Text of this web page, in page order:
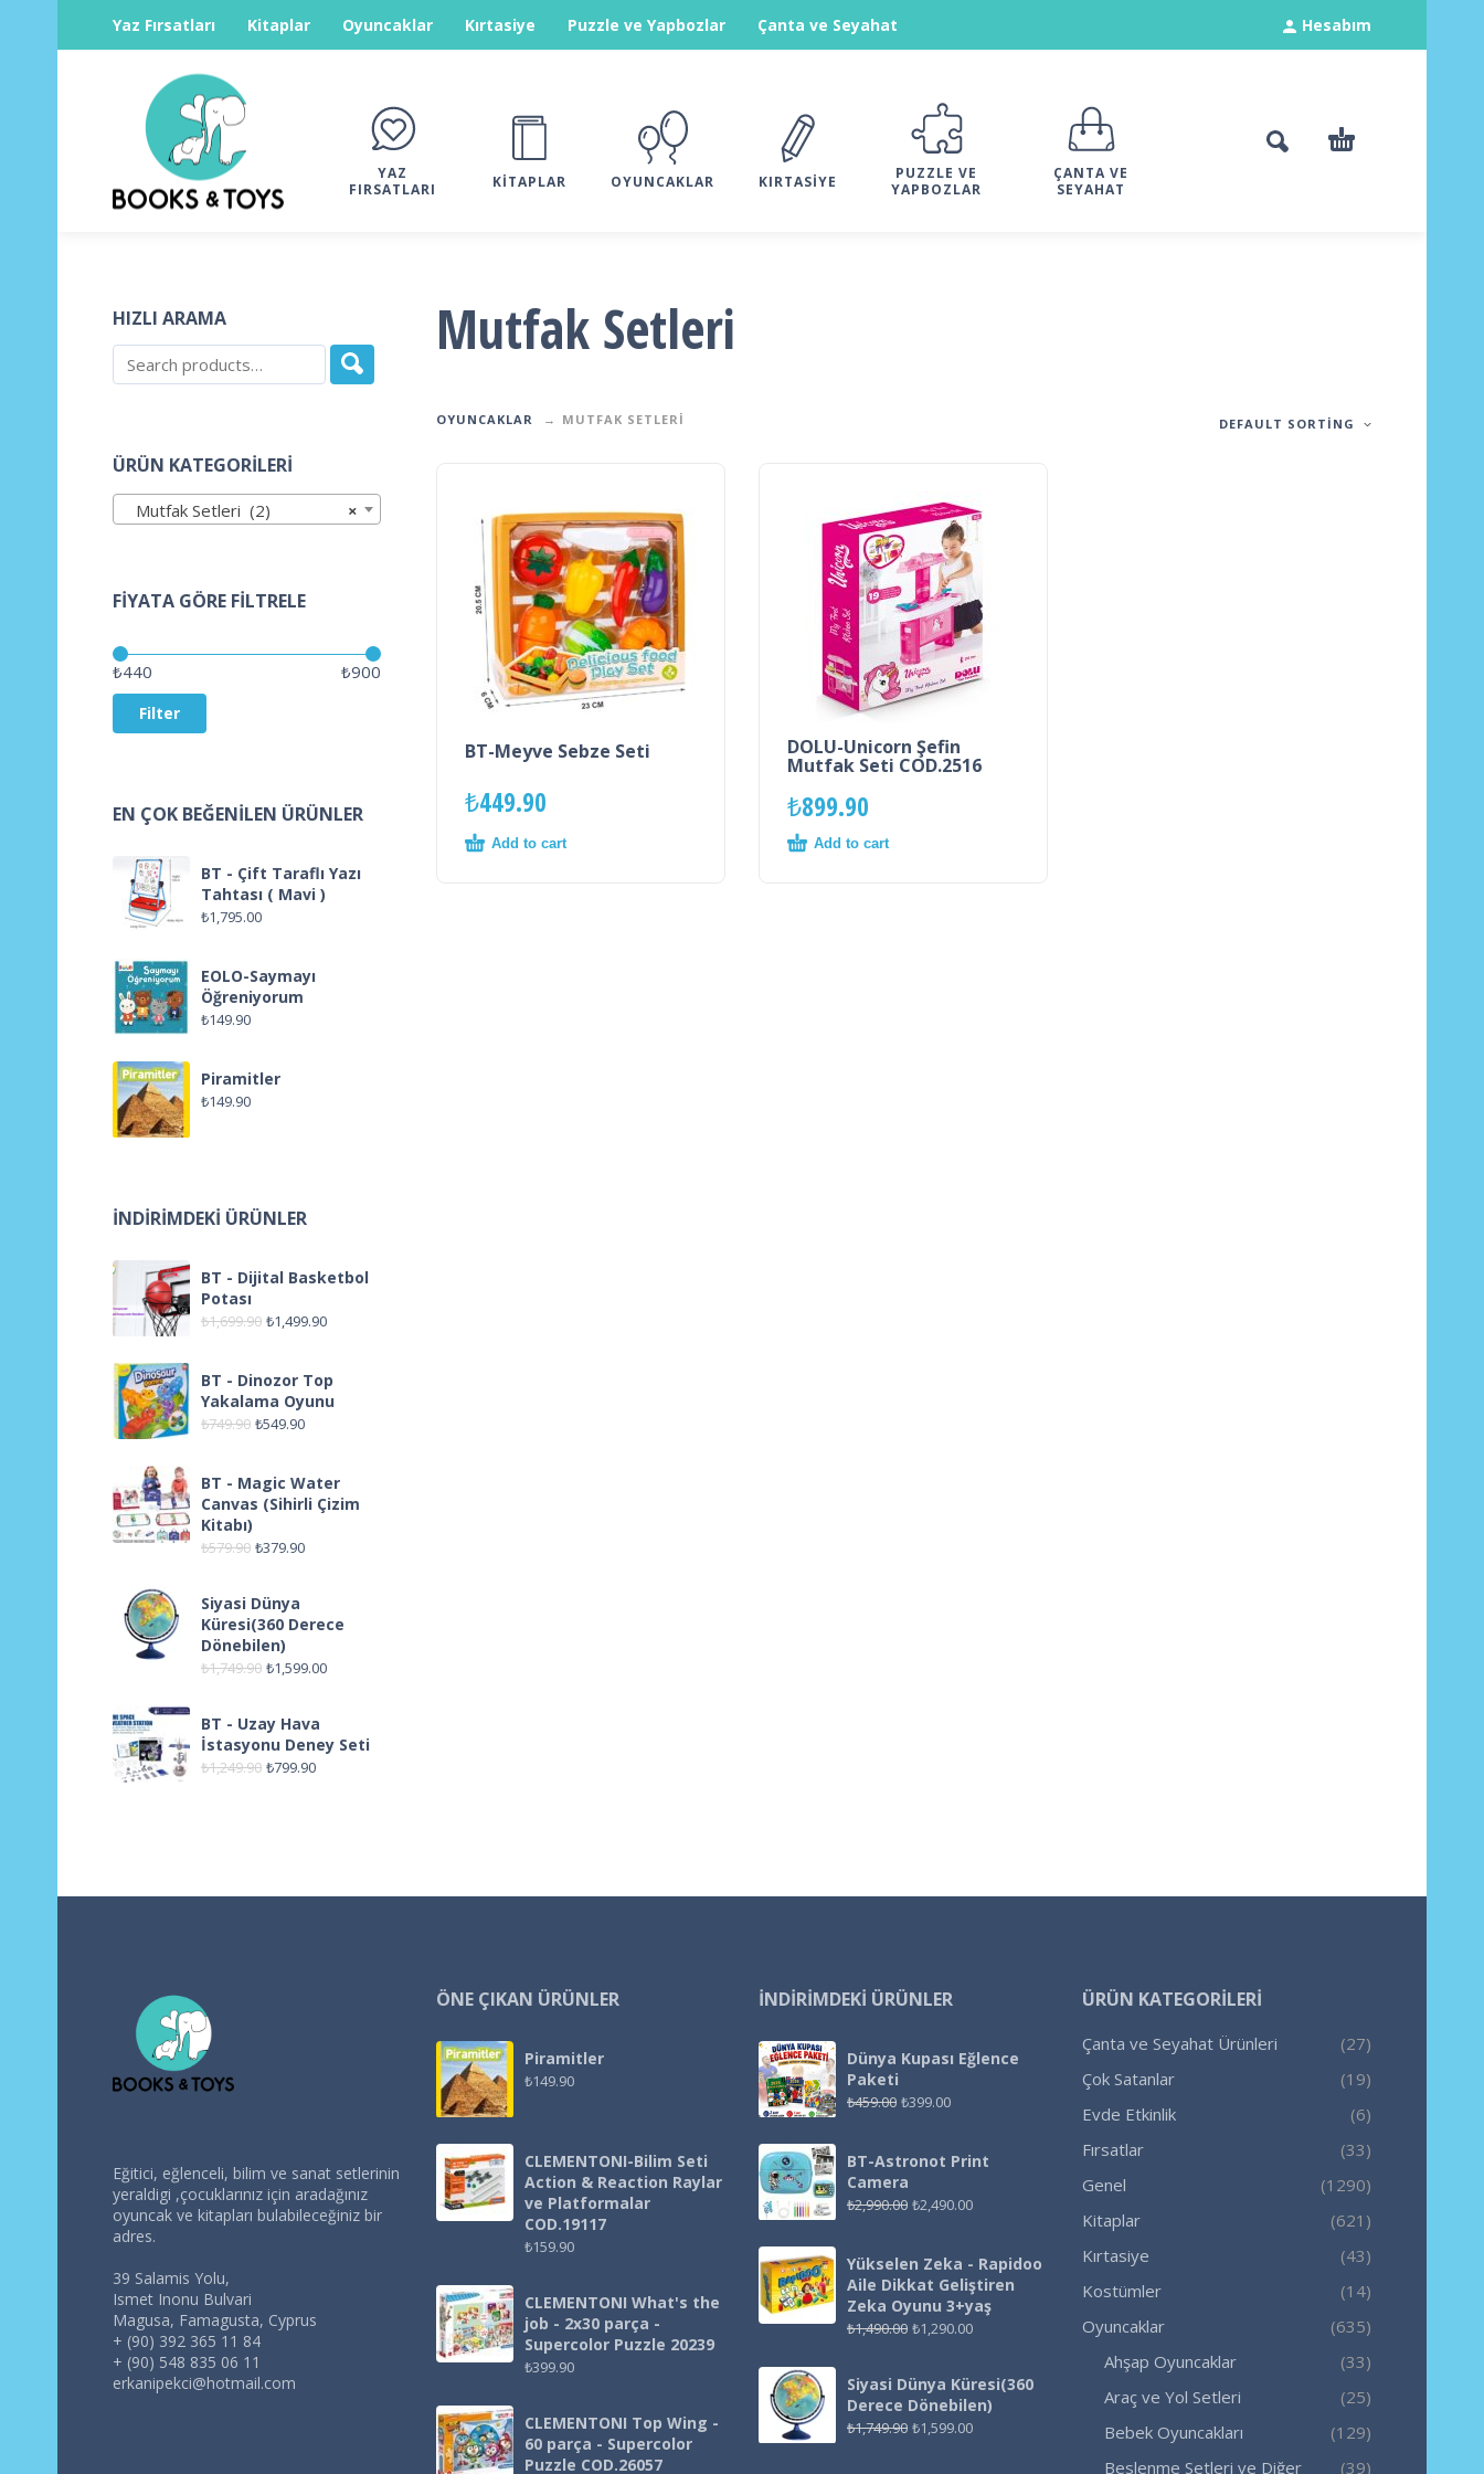
Hesabım
Yaz Fırsatları Kitaplar Oyuncaklar Kırtasiye Puzzle ve Yapbozlar Çanta ve Seyahat
YAZ
FIRSATLARI
KITAPLAR OYUNCAKLAR KIRTASIYE
PUZZLE VE
YAPBOZLAR
ÇANTA VE
SEYAHAT
HIZLI ARAMA
ÜRÜN KATEGORILERI
×
Mutfak Setleri (2)
FIYATA GÖRE FILTRELE
Filter
₺440 ₺900
EN ÇOK BEĞENILEN ÜRÜNLER
BT - Çift Taraflı Yazı
Tahtası ( Mavi )
₺1,795.00
EOLO-Saymayı
Öğreniyorum
₺149.90
Piramitler
₺149.90
İNDIRIMDEKI ÜRÜNLER
BT - Dijital Basketbol
Potası
₺1,699.90 ₺1,499.90
BT - Dinozor Top
Yakalama Oyunu
₺749.90 ₺549.90
BT - Magic Water
Canvas (Sihirli Çizim
Kitabı)
₺579.90 ₺379.90
Siyasi Dünya
Küresi(360 Derece
Dönebilen)
₺1,749.90 ₺1,599.00
BT - Uzay Hava
İstasyonu Deney Seti
₺1,249.90 ₺799.90
Mutfak Setleri
OYUNCAKLAR MUTFAK SETLERI DEFAULT SORTING
BT-Meyve Sebze Seti
₺449.90
Add to cart
DOLU-Unicorn Şefin
Mutfak Seti COD.2516
₺899.90
Add to cart
Eğitici, eğlenceli, bilim ve sanat setlerinin
yeraldigi ,çocuklarınız için aradağınız
oyuncak ve kitapları bulabileceğiniz bir
adres.
39 Salamis Yolu,
Ismet Inonu Bulvari
Magusa, Famagusta, Cyprus
+ (90) 392 365 11 84
+ (90) 548 835 06 11
erkanipekci@hotmail.com
ÖNE ÇIKAN ÜRÜNLER
Piramitler
₺149.90
CLEMENTONI-Bilim Seti
Action & Reaction Raylar
ve Platformalar
COD.19117
₺159.90
CLEMENTONI What's the
job - 2x30 parça -
Supercolor Puzzle 20239
₺399.90
CLEMENTONI Top Wing -
60 parça - Supercolor
Puzzle COD.26057
İNDIRIMDEKI ÜRÜNLER
Dünya Kupası Eğlence
Paketi
₺459.00 ₺399.00
BT-Astronot Print
Camera
₺2,990.00 ₺2,490.00
Yükselen Zeka - Rapidoo
Aile Dikkat Geliştiren
Zeka Oyunu 3+yaş
₺1,490.00 ₺1,290.00
Siyasi Dünya Küresi(360
Derece Dönebilen)
₺1,749.90 ₺1,599.00
ÜRÜN KATEGORILERI
Çanta ve Seyahat Ürünleri
(27)
Çok Satanlar
(19)
Evde Etkinlik
(6)
Fırsatlar
(33)
Genel
(1290)
Kitaplar
(621)
Kırtasiye
(43)
Kostümler
(14)
Oyuncaklar
(635)
Ahşap Oyuncaklar
(33)
Araç ve Yol Setleri
(25)
Bebek Oyuncakları
(129)
Beslenme Setleri ve Diğer
(39)